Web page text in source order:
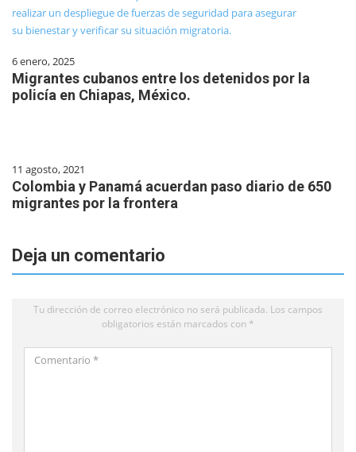
6 enero, 2025
Migrantes cubanos entre los detenidos por la
policía en Chiapas, México.
11 agosto, 2021
Colombia y Panamá acuerdan paso diario de 650
migrantes por la frontera
Deja un comentario
Tu dirección de correo electrónico no será publicada. Los campos
obligatorios están marcados con *
Comentario